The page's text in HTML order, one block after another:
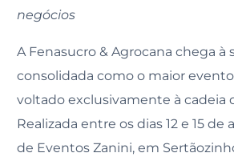
negócios
A Fenasucro & Agrocana chega à
consolidada como o maior
voltado exclusivamente à cadeia
Realizada entre os dias 12 e 15 de
de Eventos Zanini, em